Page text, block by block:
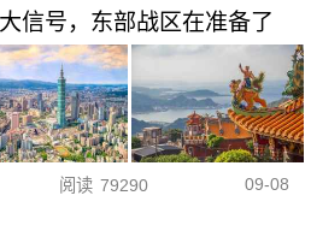
信号，东部战区在准备了
阅读 79290 09-08